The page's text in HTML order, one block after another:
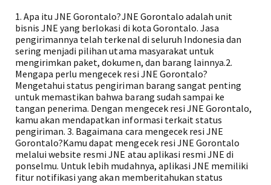
1. Apa itu JNE Gorontalo?JNE Gorontalo adalah unit
bisnis JNE yang berlokasi di kota Gorontalo. Jasa
pengirimannya telah terkenal di seluruh Indonesia dan
sering menjadi pilihan utama masyarakat untuk
mengirimkan paket, dokumen, dan barang lainnya.2.
Mengapa perlu mengecek resi JNE Gorontalo?
Mengetahui status pengiriman barang sangat penting
untuk memastikan bahwa barang sudah sampai ke
tangan penerima. Dengan mengecek resi JNE Gorontalo,
kamu akan mendapatkan informasi terkait status
pengiriman. 3. Bagaimana cara mengecek resi JNE
Gorontalo?Kamu dapat mengecek resi JNE Gorontalo
melalui website resmi JNE atau aplikasi resmi JNE di
ponselmu. Untuk lebih mudahnya, aplikasi JNE memiliki
fitur notifikasi yang akan memberitahukan status